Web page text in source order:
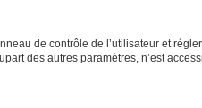
de contrôle de l’utilisateur et
des autres paramètres, n’est